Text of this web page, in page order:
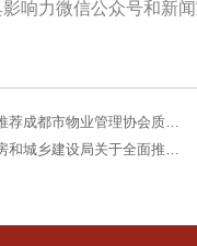
响力微信公众号和新
上一条：关于组织推荐成都市物业管理协会质量与标准建设委员会委员的通知
下一条：成都市住房和城乡建设局关于全面推行企业安全生产清单制管理工作的通知